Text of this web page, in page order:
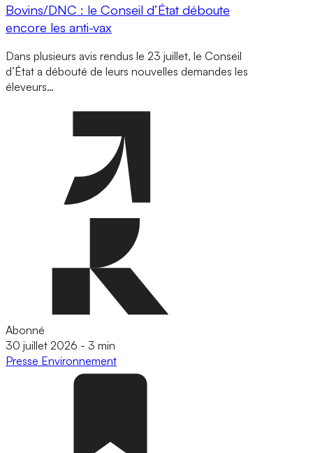
Bovins/DNC : le Conseil d’État déboute
encore les anti-vax
Dans plusieurs avis rendus le 23 juillet, le Conseil
d’État a débouté de leurs nouvelles demandes les
éleveurs…
Abonné
30 juillet 2026 - 3 min
Presse Environnement